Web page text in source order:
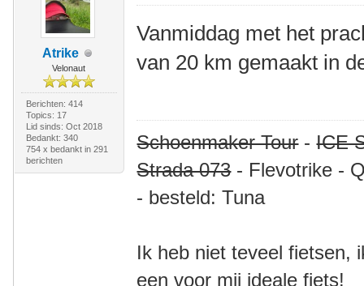
Atrike
Velonaut
Berichten: 414
Topics: 17
Lid sinds: Oct 2018
Bedankt: 340
754 x bedankt in 291
berichten
Vanmiddag met het
van 20 km gemaakt in
Schoenmaker Tour-ICE
Strada 073- Flevotrike -
- besteld: Tuna
Ik heb niet teveel fietsen,
een voor mij ideale fiets!